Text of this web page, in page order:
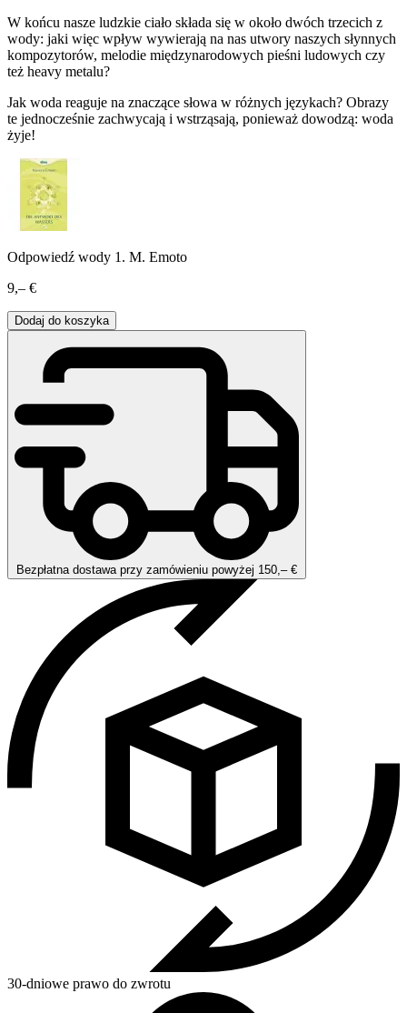
W końcu nasze ludzkie ciało składa się w około dwóch trzecich z
wody: jaki więc wpływ wywierają na nas utwory naszych słynnych
kompozytorów, melodie międzynarodowych pieśni ludowych czy
też heavy metalu?
Jak woda reaguje na znaczące słowa w różnych językach? Obrazy
te jednocześnie zachwycają i wstrząsają, ponieważ dowodzą: woda
żyje!
Odpowiedź wody 1. M. Emoto
9,– €
Dodaj do koszyka
Bezpłatna dostawa przy zamówieniu powyżej 150,– €
30-dniowe prawo do zwrotu